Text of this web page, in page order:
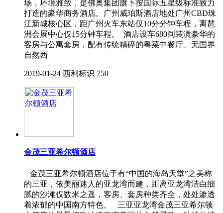
场，环境雅致，是佛奥集团旗下按国际五星级标准致力
打造的豪华商务酒店。广州威珀斯酒店地处广州CBD珠
江新城核心区，距广州火车东站仅10分分钟车程，离琶
洲会展中心仅15分钟车程。 酒店设车680间装潢豪华的
客房与公寓套房，配有传统精碎的粤菜中餐厅、无国界
自然西
2019-01-24 西利标识 750
金茂三亚希尔顿酒店
金茂三亚希尔顿酒店位于有“中国的海岛天堂”之美称
的三亚，依美丽迷人的亚龙湾而建，距离亚龙湾洁白细
腻的沙滩仅数米之遥，客房、套房种类齐全，处处渗透
着浓郁的中国南方特色。 三亚亚龙湾金茂三亚希尔顿